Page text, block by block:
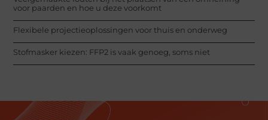
voor paarden en hoe u deze voorkomt
Flexibele projectieoplossingen voor thuis en onderweg
Stofmasker kiezen: FFP2 is vaak genoeg, soms niet